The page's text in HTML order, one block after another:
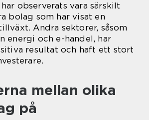
observerats vara särskilt
bolag som har visat en
Andra sektorer, såsom
energi och e-handel, har
resultat och haft ett stort
mellan olika
på